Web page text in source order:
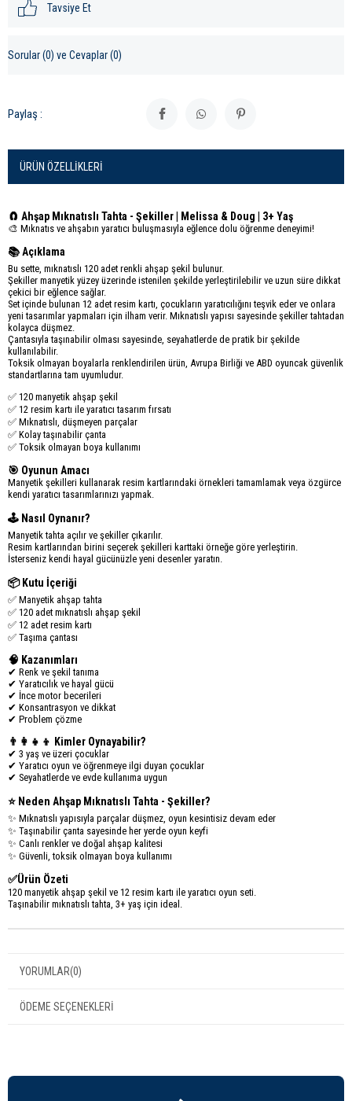
Tavsiye Et
Sorular (0) ve Cevaplar (0)
Paylaş :
ÜRÜN ÖZELLIKLERI
🧲 Ahşap Mıknatıslı Tahta - Şekiller | Melissa & Doug | 3+ Yaş
🎨 Mıknatıs ve ahşabın yaratıcı buluşmasıyla eğlence dolu öğrenme deneyimi!
📚 Açıklama
Bu sette, mıknatıslı 120 adet renkli ahşap şekil bulunur.
Şekiller manyetik yüzey üzerinde istenilen şekilde yerleştirilebilir ve uzun süre dikkat
çekici bir eğlence sağlar.
Set içinde bulunan 12 adet resim kartı, çocukların yaratıcılığını teşvik eder ve onlara
yeni tasarımlar yapmaları için ilham verir. Mıknatıslı yapısı sayesinde şekiller tahtadan
kolayca düşmez.
Çantasıyla taşınabilir olması sayesinde, seyahatlerde de pratik bir şekilde
kullanılabilir.
Toksik olmayan boyalarla renklendirilen ürün, Avrupa Birliği ve ABD oyuncak güvenlik
standartlarına tam uyumludur.
✅ 120 manyetik ahşap şekil
✅ 12 resim kartı ile yaratıcı tasarım fırsatı
✅ Mıknatıslı, düşmeyen parçalar
✅ Kolay taşınabilir çanta
✅ Toksik olmayan boya kullanımı
🎯 Oyunun Amacı
Manyetik şekilleri kullanarak resim kartlarındaki örnekleri tamamlamak veya özgürce
kendi yaratıcı tasarımlarınızı yapmak.
🕹️ Nasıl Oynanır?
Manyetik tahta açılır ve şekiller çıkarılır.
Resim kartlarından birini seçerek şekilleri karttaki örneğe göre yerleştirin.
İsterseniz kendi hayal gücünüzle yeni desenler yaratın.
📦 Kutu İçeriği
✅ Manyetik ahşap tahta
✅ 120 adet mıknatıslı ahşap şekil
✅ 12 adet resim kartı
✅ Taşıma çantası
🧠 Kazanımları
✔ Renk ve şekil tanıma
✔ Yaratıcılık ve hayal gücü
✔ İnce motor becerileri
✔ Konsantrasyon ve dikkat
✔ Problem çözme
👨‍👩‍👧‍👦 Kimler Oynayabilir?
✔ 3 yaş ve üzeri çocuklar
✔ Yaratıcı oyun ve öğrenmeye ilgi duyan çocuklar
✔ Seyahatlerde ve evde kullanıma uygun
⭐ Neden Ahşap Mıknatıslı Tahta - Şekiller?
✨ Mıknatıslı yapısıyla parçalar düşmez, oyun kesintisiz devam eder
✨ Taşınabilir çanta sayesinde her yerde oyun keyfi
✨ Canlı renkler ve doğal ahşap kalitesi
✨ Güvenli, toksik olmayan boya kullanımı
✅Ürün Özeti
120 manyetik ahşap şekil ve 12 resim kartı ile yaratıcı oyun seti.
Taşınabilir mıknatıslı tahta, 3+ yaş için ideal.
YORUMLAR(0)
ÖDEME SEÇENEKLERI